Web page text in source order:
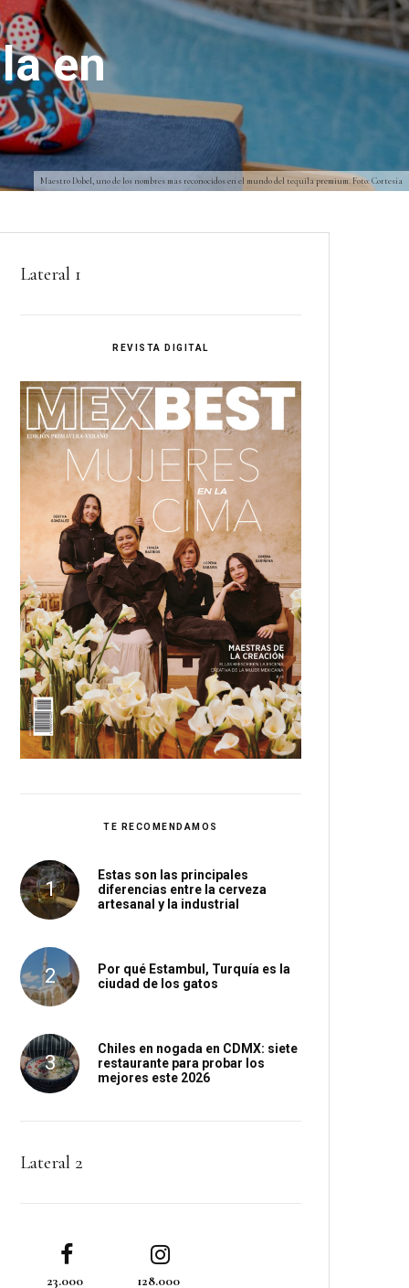
Maestro Dobel, uno de los nombres mas reconocidos en el mundo del tequila premium. Foto: Cortesía
en
Lateral 1
REVISTA DIGITAL
TE RECOMENDAMOS
Estas son las principales
diferencias entre la cerveza
artesanal y la industrial
Por qué Estambul, Turquía es la
ciudad de los gatos
Chiles en nogada en CDMX: siete
restaurante para probar los
mejores este 2026
Lateral 2
23.000 128.000